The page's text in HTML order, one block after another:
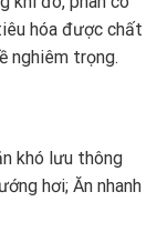
hóa được chất
nghiêm trọng.
khó lưu thông
hơi; Ăn nhanh